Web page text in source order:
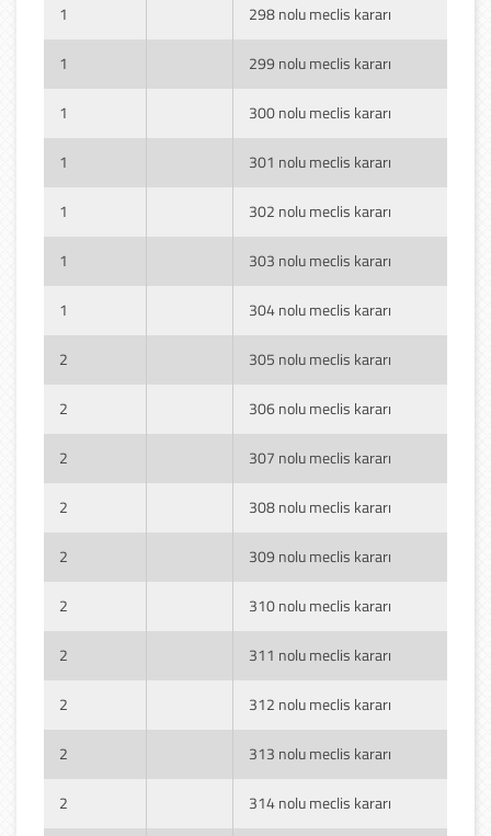
1 298 nolu meclis kararı
1 299 nolu meclis kararı
1 300 nolu meclis kararı
1 301 nolu meclis kararı
1 302 nolu meclis kararı
1 303 nolu meclis kararı
1 304 nolu meclis kararı
2 305 nolu meclis kararı
2 306 nolu meclis kararı
2 307 nolu meclis kararı
2 308 nolu meclis kararı
2 309 nolu meclis kararı
2 310 nolu meclis kararı
2 311 nolu meclis kararı
2 312 nolu meclis kararı
2 313 nolu meclis kararı
2 314 nolu meclis kararı